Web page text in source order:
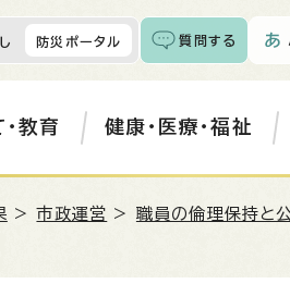
防災ポータル 質問する
教育 健康・医療・福祉
>市政運営 > 職員の倫理保持と